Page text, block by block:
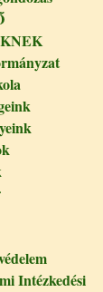
Intézkedési